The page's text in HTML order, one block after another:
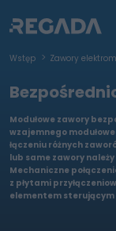
Wstęp Zawory
Modułowe zawory
wzajemnego
łączeniu różnych
lub same zawory
Mechaniczne
z płytami
elementem